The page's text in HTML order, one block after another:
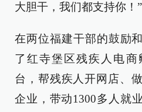
大胆干，我们都支持你！”
在两位福建干部的鼓励
了红寺堡区残疾人电
台，帮残疾人开网店、
企业，带动1300多人就